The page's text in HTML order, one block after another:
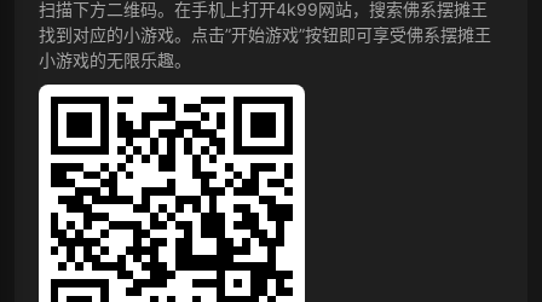
扫描下方二维码。在手机上打开4k99网站，搜索佛系摆摊王
找到对应的小游戏。点击”开始游戏”按钮即可享受佛系摆摊王
小游戏的无限乐趣。